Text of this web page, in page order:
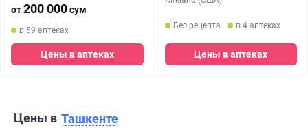
от200 000сум
в 59 аптеках
Цены в аптеках
Без рецепта в 4 аптеках
Цены в аптеках
Цены в Ташкенте